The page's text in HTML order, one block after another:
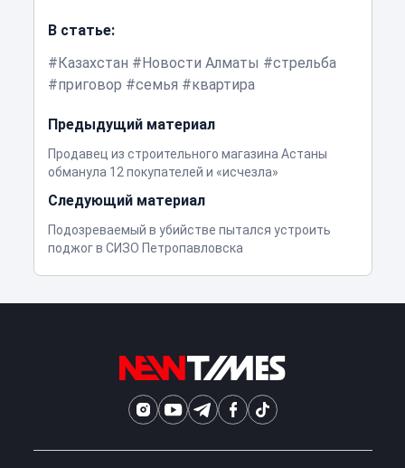
В статье:
Казахстан
Новости Алматы
стрельба
приговор
семья квартира
Предыдущий материал
Продавец из строительного магазина Астаны
обманула 12 покупателей и «исчезла»
Следующий материал
Подозреваемый в убийстве пытался устроить
поджог в СИЗО Петропавловска